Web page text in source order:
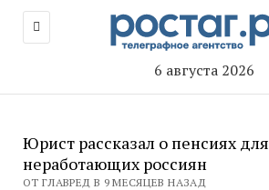
6 августа 2026
Юрист рассказал о пенсиях для
неработающих россиян
ОТ ГЛАВРЕД В 9 МЕСЯЦЕВ НАЗАД